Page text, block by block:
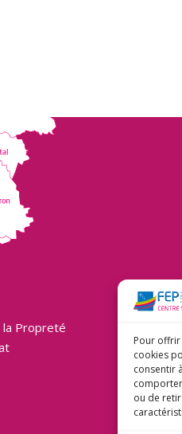
Pour offrir
cookies
consentir
ou de
Propreté